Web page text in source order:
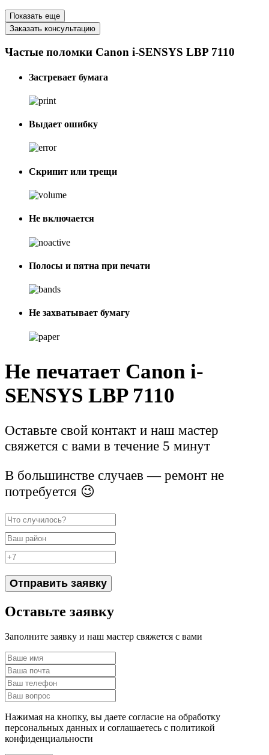
Показать еще
Заказать консультацию
Частые поломки Canon i-SENSYS LBP 7110
Застревает бумага
Выдает ошибку
Скрипит или трещи
Не включается
Полосы и пятна при печати
Не захватывает бумагу
Не печатает Canon i-
SENSYS LBP 7110
Оставьте свой контакт и наш мастер
свяжется с вами в течение 5 минут
В большинстве случаев — ремонт не
потребуется 😉
Отправить заявку
Оставьте заявку
Заполните заявку и наш мастер свяжется с вами
Нажимая на кнопку, вы даете согласие на обработку
персональных данных и соглашаетесь c политикой
конфиденциальности